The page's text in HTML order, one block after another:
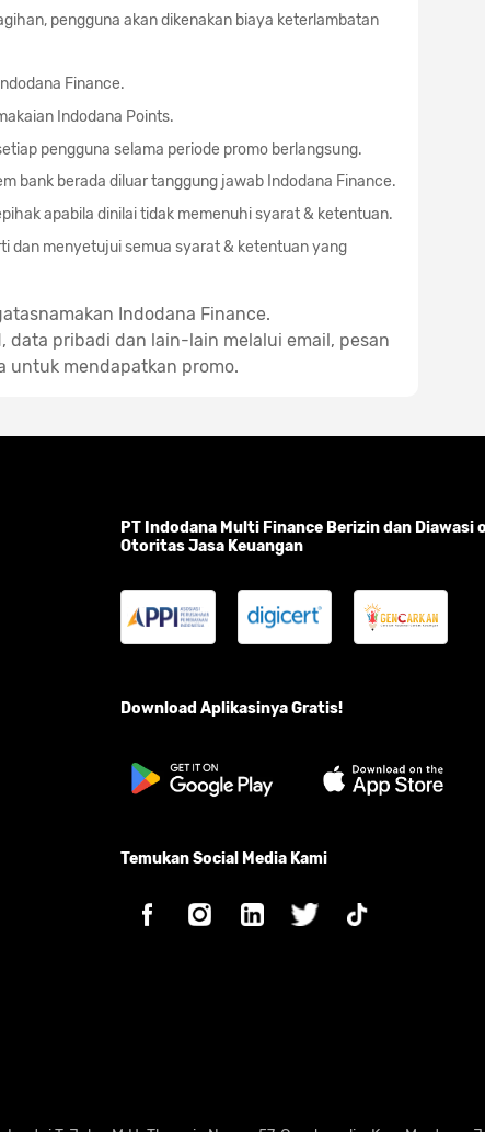
pengguna akan dikenakan biaya keterlambatan
Finance.
Indodana Points.
pengguna selama periode promo berlangsung.
bank berada diluar tanggung jawab Indodana Finance.
apabila dinilai tidak memenuhi syarat & ketentuan.
dan menyetujui semua syarat & ketentuan yang
Indodana Finance.
data pribadi dan lain-lain melalui email, pesan
untuk mendapatkan promo.
PT Indodana Multi Finance Berizin dan Diawasi
Otoritas Jasa Keuangan
Download Aplikasinya Gratis!
Temukan Social Media Kami